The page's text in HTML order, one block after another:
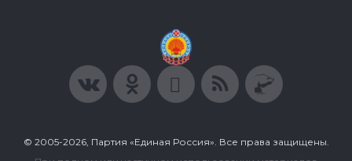
© 2005-2026, Партия «Единая Россия». Все права защищены.